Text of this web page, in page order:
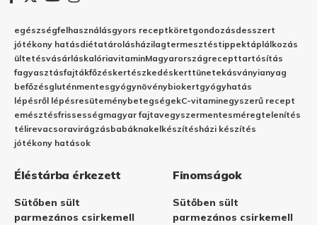
egészségfelhasználásgyors receptköretgondozásdesszert
jótékony hatásdiétatárolásházilagtermesztéstippektáplálkozás
ültetésvásárláskalóriavitaminMagyarországrecepttartósítás
fagyasztásfajtákfőzéskertészkedéskerttünetekásványianyag
befőzésgluténmentesgyógynövénybiokertgyógyhatás
lépésről lépésresüteménybetegségekC-vitaminegyszerű recept
emésztésfrissességmagyar fajtavegyszermentesméregtelenítés
télirevacsoravirágzásbabáknakelkészítésházi készítés
jótékony hatások
Éléstárba érkezett
Sütőben sült
parmezános csirkemell
Finomságok
Sütőben sült
parmezános csirkemell